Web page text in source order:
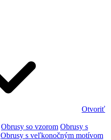
Otvoriť
Obrusy so vzorom Obrusy s
Obrusy s veľkonočným motívom